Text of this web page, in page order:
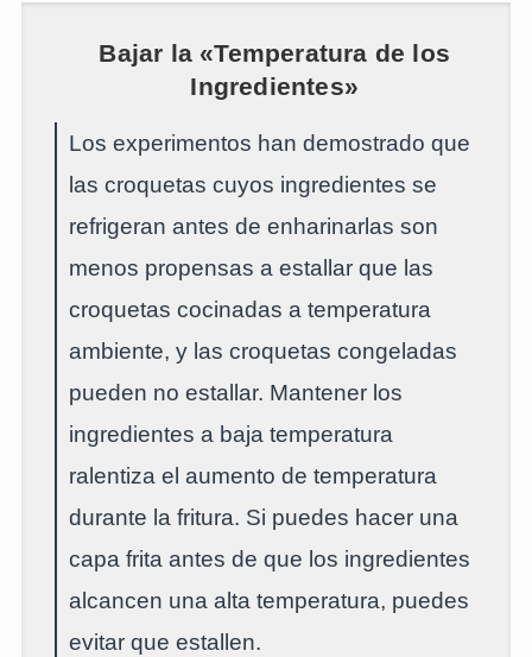
Bajar la «Temperatura de los
Ingredientes»
Los experimentos han demostrado que
las croquetas cuyos ingredientes se
refrigeran antes de enharinarlas son
menos propensas a estallar que las
croquetas cocinadas a temperatura
ambiente, y las croquetas congeladas
pueden no estallar. Mantener los
ingredientes a baja temperatura
ralentiza el aumento de temperatura
durante la fritura. Si puedes hacer una
capa frita antes de que los ingredientes
alcancen una alta temperatura, puedes
evitar que estallen.